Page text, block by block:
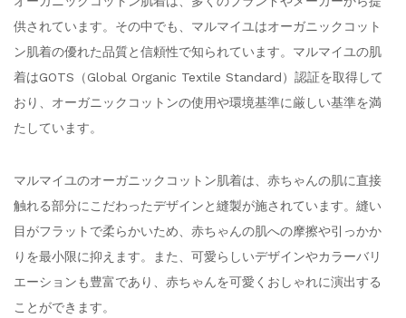
供されています。その中でも、マルマイユはオーガニックコット
ン肌着の優れた品質と信頼性で知られています。マルマイユの肌
着はGOTS（Global Organic Textile Standard）認証を取得して
おり、オーガニックコットンの使用や環境基準に厳しい基準を満
たしています。
マルマイユのオーガニックコットン肌着は、赤ちゃんの肌に直接
触れる部分にこだわったデザインと縫製が施されています。縫い
目がフラットで柔らかいため、赤ちゃんの肌への摩擦や引っかか
りを最小限に抑えます。また、可愛らしいデザインやカラーバリ
エーションも豊富であり、赤ちゃんを可愛くおしゃれに演出する
ことができます。